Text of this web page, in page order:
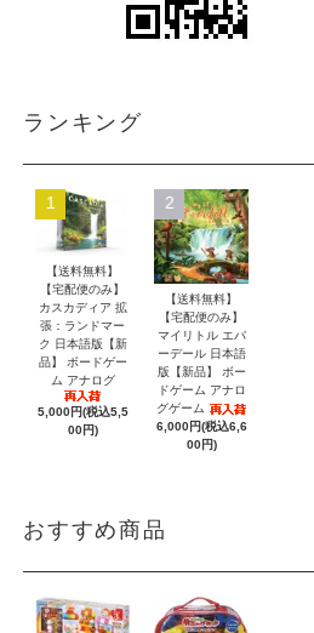
ランキング
1
【送料無料】
【宅配便のみ】
カスカディア 拡
張：ランドマー
ク 日本語版【新
品】 ボードゲー
ム アナログ
5,000円(税込5,5
00円)
2
【送料無料】
【宅配便のみ】
マイリトル エバ
ーデール 日本語
版【新品】 ボー
ドゲーム アナロ
グゲーム
6,000円(税込6,6
00円)
おすすめ商品